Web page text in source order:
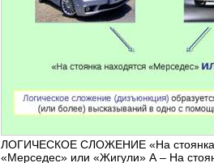
ЛОГИЧЕСКОЕ СЛОЖЕНИЕ «На стоянка
«Мерседес» или «Жигули» А – На